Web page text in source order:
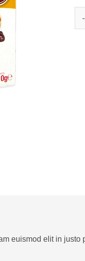
euismod elit in justo